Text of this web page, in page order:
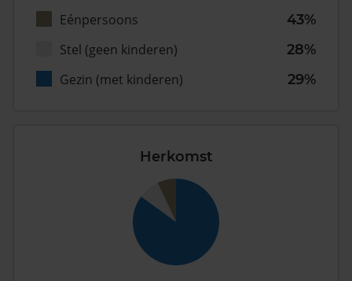
Eénpersoons
43%
Stel (geen kinderen)
28%
Gezin (met kinderen)
29%
Herkomst